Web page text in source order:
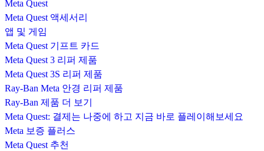
Meta Quest
Meta Quest 액세서리
앱 및 게임
Meta Quest 기프트 카드
Meta Quest 3 리퍼 제품
Meta Quest 3S 리퍼 제품
Ray-Ban Meta 안경 리퍼 제품
Ray-Ban 제품 더 보기
Meta Quest: 결제는 나중에 하고 지금 바로 플레이해보세요
Meta 보증 플러스
Meta Quest 추천